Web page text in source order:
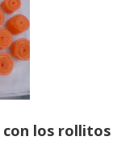
con los rollitos